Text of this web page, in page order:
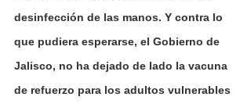
desinfección de las manos. Y contra lo
que pudiera esperarse, el Gobierno de
Jalisco, no ha dejado de lado la vacuna
de refuerzo para los adultos vulnerables